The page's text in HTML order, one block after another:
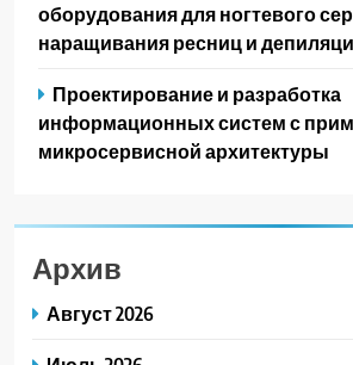
оборудования для ногтевого
наращивания ресниц и
Проектирование и разработка
информационных систем с
микросервисной архитектуры
Архив
Август 2026